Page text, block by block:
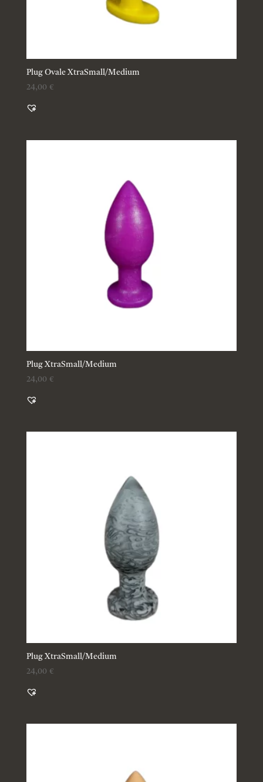
Plug Ovale XtraSmall/Medium
24,00 €
Plug XtraSmall/Medium
24,00 €
Plug XtraSmall/Medium
24,00 €